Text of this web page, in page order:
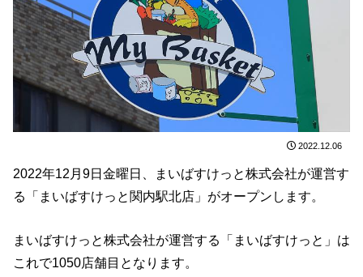
2022.12.06
2022年12月9日金曜日、まいばすけっと株式会社が運営す
る「まいばすけっと関内駅北店」がオープンします。
まいばすけっと株式会社が運営する「まいばすけっと」は
これで1050店舗目となります。